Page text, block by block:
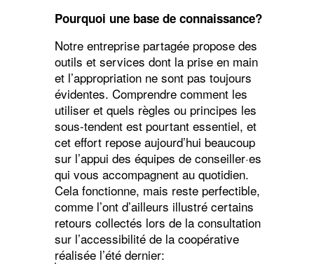
Pourquoi une base de connaissance?
Notre entreprise partagée propose des
outils et services dont la prise en main
et l’appropriation ne sont pas toujours
évidentes. Comprendre comment les
utiliser et quels règles ou principes les
sous-tendent est pourtant essentiel, et
cet effort repose aujourd’hui beaucoup
sur l’appui des équipes de conseiller·es
qui vous accompagnent au quotidien.
Cela fonctionne, mais reste perfectible,
comme l’ont d’ailleurs illustré certains
retours collectés lors de la consultation
sur l’accessibilité de la coopérative
réalisée l’été dernier: